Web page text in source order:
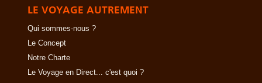
LE VOYAGE AUTREMENT
Qui sommes-nous ?
Le Concept
Notre Charte
Le Voyage en Direct... c'est quoi ?